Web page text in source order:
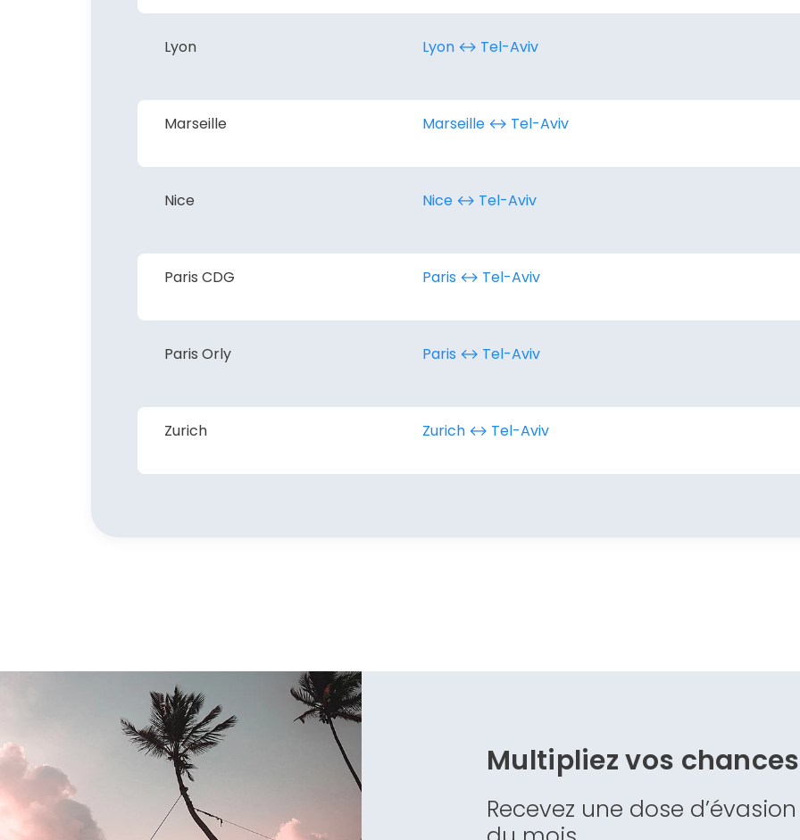
Lyon Lyon ↔︎ Tel-Aviv
Marseille Marseille ↔︎ Tel-Aviv
Nice Nice ↔︎ Tel-Aviv
Paris CDG Paris ↔︎ Tel-Aviv
Paris Orly Paris ↔︎ Tel-Aviv
Zurich Zurich ↔︎ Tel-Aviv
Multipliez vos
Recevez une dose